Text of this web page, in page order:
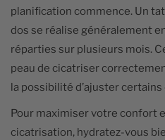
planification commence. Un
dos se réalise généralement
réparties sur plusieurs mois.
peau de cicatriser
la possibilité d’ajuster
Pour maximiser votre confort
cicatrisation, hydratez-vous